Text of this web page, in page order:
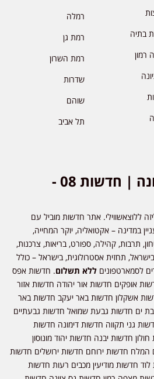
בתיה
רמון
רמלה
רמת גן
רמת השרון
שדרות
שוהם
תל אביב
חדשות אפס שמונה | חדשות 08 -
ללוצאשווילי. אתר חדשות מוביל עם
במדינה – אקטואליה, יוקר המחייה,
תרבות, קהילה, ספורט, בריאות, צרכנות,
תחזית אסטרולוגית, בישראל – כולל
לסמארטפונים ללא תשלום. חדשות אפס
אופקים חדשות אור יהודה חדשות אזור
אשקלון חדשות באר יעקב חדשות באר
ים חדשות גבעת שמואל חדשות גבעתיים
גני תקווה חדשות דימונה חדשות
חדשות יבנה חדשות יהוד מונוסון
המלח חדשות ירוחם חדשות ירושלים חדשות
חדשות מודיעין מכבים רעות חדשות